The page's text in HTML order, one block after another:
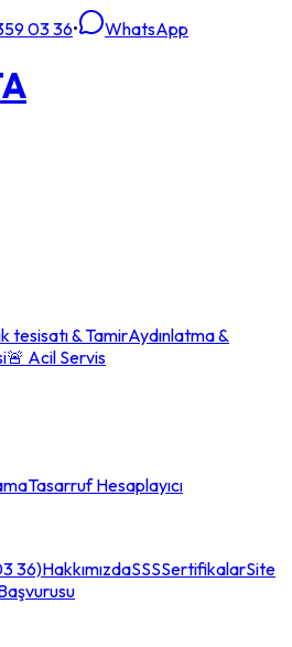
03 36• WhatsApp
tesisatı & TamirAydınlatma &
🚨 Acil Servis
Tasarruf Hesaplayıcı
36)HakkımızdaSSSSertifikalarSite